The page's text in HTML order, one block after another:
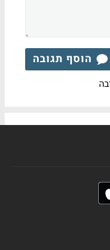
הוסף תגובה